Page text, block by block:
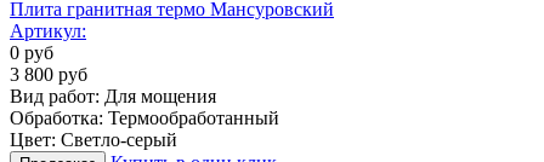
Плита гранитная термо Мансуровский
Артикул:
0 руб
3 800 руб
Вид работ: Для мощения
Обработка: Термообработанный
Цвет: Светло-серый